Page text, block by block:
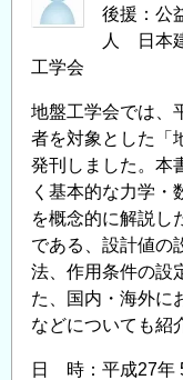
究
職
員
を
公
募
し
ま
す
の
後援：公
人 日本
工学会
地盤工学会では、
者を対象とした「
発刊しました。本
く基本的な力学・
を概念的に解説し
である、設計値の
法、作用条件の設
た、国内・海外に
などについても紹
日 時：平成27